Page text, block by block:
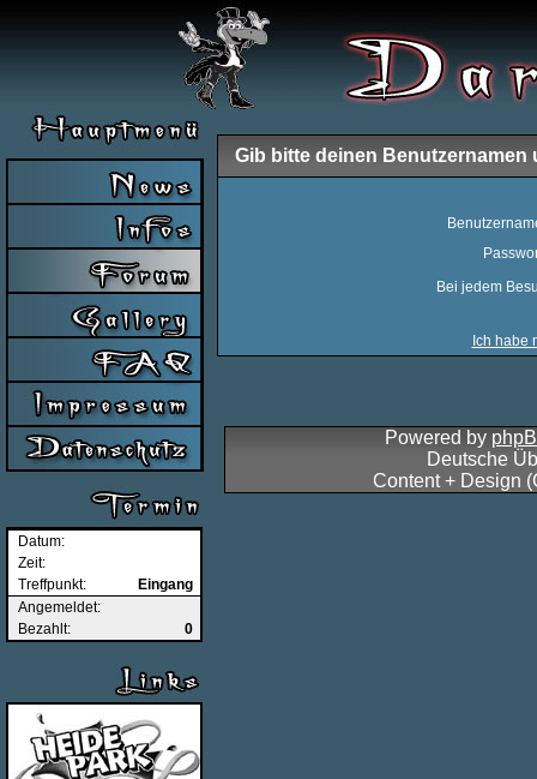
Datum:
Zeit:
Treffpunkt:
Eingang
Angemeldet:
Bezahlt:
0
Gib bitte deinen
Bei jedem
Ich habe
Powered by
Deutsche
Content + Design